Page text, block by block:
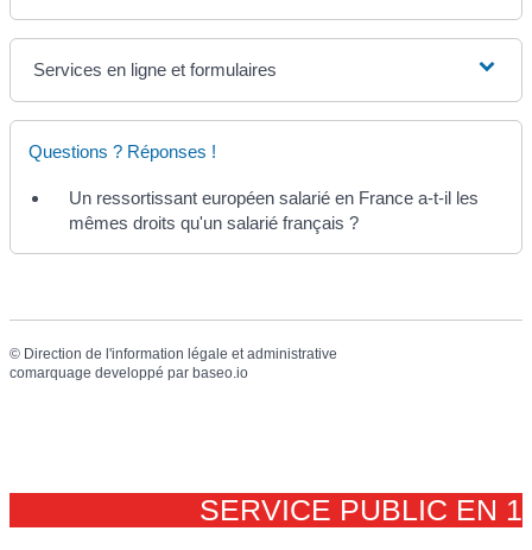
Services en ligne et formulaires
Questions ? Réponses !
Un ressortissant européen salarié en France a-t-il les
mêmes droits qu'un salarié français ?
© Direction de l'information légale et administrative
comarquage developpé par baseo.io
SERVICE PUBLIC EN 1